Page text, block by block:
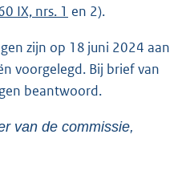
IX, nrs. 1 en 2).
zijn op 18 juni 2024 aan
voorgelegd. Bij brief van
beantwoord.
van de commissie,